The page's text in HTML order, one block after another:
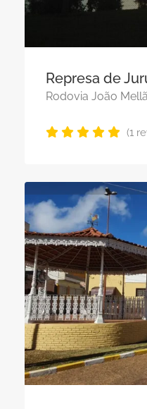
Represa de
Rodovia João
(1